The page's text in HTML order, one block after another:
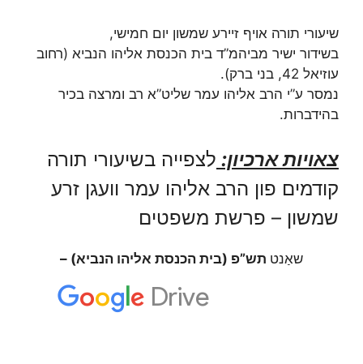
שיעורי תורה אויף זיירע שמשון יום חמישי,
בשידור ישיר מביהמ”ד בית הכנסת אליהו הנביא (רחוב
עוזיאל 42, בני ברק).
נמסר ע”י הרב אליהו עמר שליט”א רב ומרצה בכיר
בהידברות.
צאויות ארכיון: לצפייה בשיעורי תורה
קודמים פון הרב אליהו עמר וועגן זרע
שמשון – פרשת משפטים
שאַנט תש”פ (בית הכנסת אליהו הנביא) –